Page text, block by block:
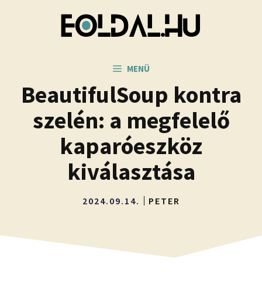
MENÜ
BeautifulSoup kontra
szelén: a megfelelő
kaparóeszköz
kiválasztása
2024.09.14. PETER